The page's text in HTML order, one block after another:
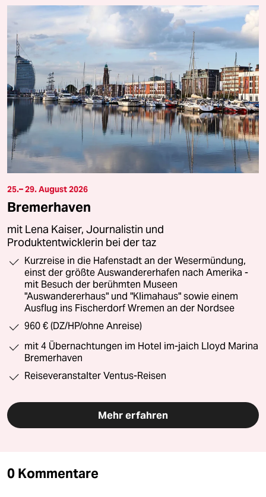
25.– 29. August 2026
Bremerhaven
mit Lena Kaiser, Journalistin und
Produktentwicklerin bei der taz
Kurzreise in die Hafenstadt an der Wesermündung,
einst der größte Auswandererhafen nach Amerika -
mit Besuch der berühmten Museen
"Auswandererhaus" und "Klimahaus" sowie einem
Ausflug ins Fischerdorf Wremen an der Nordsee
960 € (DZ/HP/ohne Anreise)
mit 4 Übernachtungen im Hotel im-jaich Lloyd Marina
Bremerhaven
Reiseveranstalter Ventus-Reisen
Mehr erfahren
0 Kommentare